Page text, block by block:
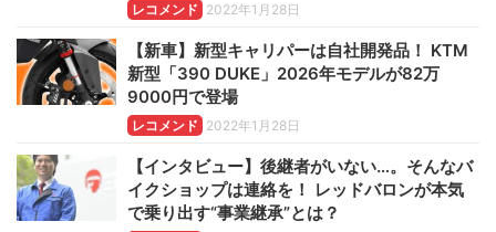
レコメンド 2022年1月28日
【新車】新型キャリパーは自社開発品！ KTM
新型「390 DUKE」2026年モデルが82万
9000円で登場
レコメンド 2022年1月28日
【インタビュー】後継者がいない…。そんなバ
イクショップは連絡を！ レッドバロンが本気
で乗り出す“事業継承”とは？